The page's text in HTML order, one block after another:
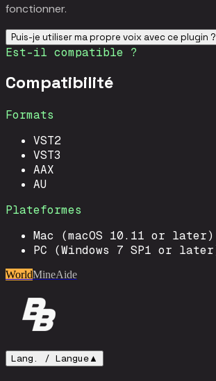
fonctionner.
Puis-je utiliser ma propre voix avec ce plugin ?
Est-il compatible ?
Compatibilité
Formats
VST2
VST3
AAX
AU
Plateformes
Mac (macOS 10.11 or later)
PC (Windows 7 SP1 or
WorldMineAide
Lang. / Langue▲